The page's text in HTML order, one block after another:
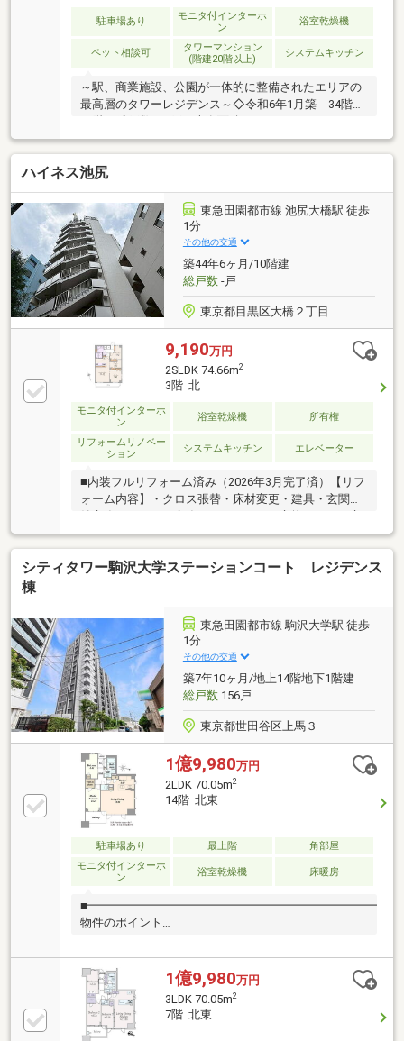
駐車場あり
モニタ付インターホ
ン
浴室乾燥機
ペット相談可
タワーマンション
(階建20階以上)
システムキッチン
～駅、商業施設、公園が一体的に整備されたエリアの
最高層のタワーレジデンス～◇令和6年1月築 34階建
16階 総戸数375戸 専有面積 71.11㎡ 3LDK＋
WIC◇大切なペット飼育可＊細則による◇東急セキュ
リティの24時間オンラインセキュリティシステム！◇
大きな空と緑を見晴らす天空のラウンジ21階！◇ゲス
トの宿泊からデイユースまで使えるゲストルーム！◇
日中の管理人加え、夜間は警備員が常駐することで24
時間有人管理体制！◇充実の共用施設・コンシュルジ
ュサービス・カーシェアステーション・洗車スペー
ス・急速充電スペース・宅配型トランクルーム・各階
ゴミ置き場etc・・・
ハイネス池尻
東急田園都市線 池尻大橋駅 徒歩
1分
その他の交通
築44年6ヶ月/10階建
総戸数-戸
東京都目黒区大橋２丁目
9,190万円
2SLDK 74.66m2
3階 北
モニタ付インターホ
ン
浴室乾燥機 所有権
リフォームリノベー
ション
システムキッチン エレベーター
■内装フルリフォーム済み（2026年3月完了済）【リフ
ォーム内容】・クロス張替・床材変更・建具・玄関収
換・洗面化粧台ミラー交換・洗濯機パン交換・照明器
具全室交換・電気温水器交換・エアコン全室交換
シティタワー駒沢大学ステーションコート レジデンス
棟
東急田園都市線 駒沢大学駅 徒歩
1分
その他の交通
築7年10ヶ月/地上14階地下1階建
総戸数156戸
東京都世田谷区上馬３
1億9,980万円
2LDK 70.05m2
14階 北東
駐車場あり 最上階
角部屋
モニタ付インターホ
ン
浴室乾燥機 床暖房
■━━━━━━━━━━━━━━━━━━━━━━━━━■
物件のポイント
●住友不動産(株)旧分譲のブランドシリーズ 「シ
ティタワー」シリーズ 2018年竣工 ●最上階プレミ
アム住戸 眺望良好なお部屋です。 ●ディス
ポーザー、食洗機、浴室乾燥、 床暖房等、充実
した住宅設備 ●◎ペット飼育可 ※規約制限有り
1億9,980万円
3LDK 70.05m2
7階 北東